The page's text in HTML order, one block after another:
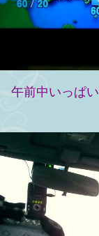
午前中いっぱ